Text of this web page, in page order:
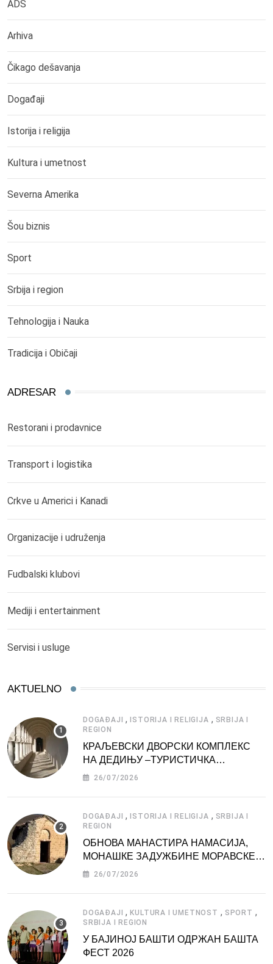
ADS
Arhiva
Čikago dešavanja
Događaji
Istorija i religija
Kultura i umetnost
Severna Amerika
Šou biznis
Sport
Srbija i region
Tehnologija i Nauka
Tradicija i Običaji
ADRESAR
Restorani i prodavnice
Transport i logistika
Crkve u Americi i Kanadi
Organizacije i udruženja
Fudbalski klubovi
Mediji i entertainment
Servisi i usluge
AKTUELNO
DOGAĐAJI ,ISTORIJA I RELIGIJA , SRBIJA I
REGION
КРАЉЕВСКИ ДВОРСКИ КОМПЛЕКС
НА ДЕДИЊУ –ТУРИСТИЧКА
АТРАКЦИЈА
26/07/2026
DOGAĐAJI ,ISTORIJA I RELIGIJA , SRBIJA I
REGION
ОБНОВА МАНАСТИРА НАМАСИЈА,
МОНАШКЕ ЗАДУЖБИНЕ МОРАВСКЕ
СРБИЈЕ
26/07/2026
DOGAĐAJI ,KULTURA I UMETNOST , SPORT ,
SRBIJA I REGION
У БАЈИНОЈ БАШТИ ОДРЖАН БАШТА
ФЕСТ 2026